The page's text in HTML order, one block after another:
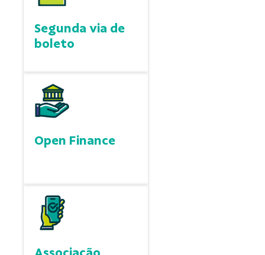
Segunda via de
boleto
Open Finance